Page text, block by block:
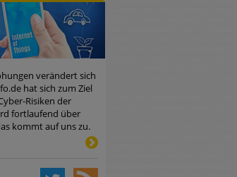
CISOs jetzt für
nicht
Angriffen
verändert sich
hat sich zum Ziel
Risiken der
fortlaufend über
kommt auf uns zu.